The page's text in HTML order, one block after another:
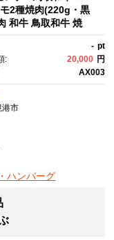
2種焼肉(220g・黒
和牛 鳥取和牛 焼
詰め合わせ 2種焼
済み 家庭用 BBQ バ
ー ごちそう 冷凍 保
贈答用 プレゼント お
グルメ 人気 おすす
境港市
- pt
:
20,000 円
AX003
港市
ハンバーグ